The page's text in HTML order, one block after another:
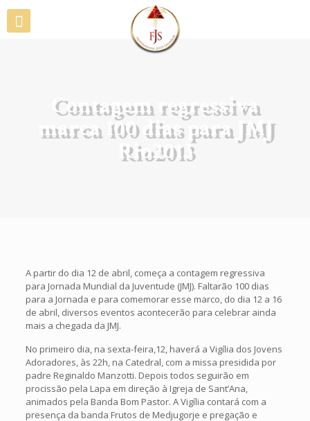
Contagem regressiva
marca 100 dias para JMJ
Rio2013
A partir do dia 12 de abril, começa a contagem regressiva
para Jornada Mundial da Juventude (JMJ). Faltarão 100 dias
para a Jornada e para comemorar esse marco, do dia 12 a 16
de abril, diversos eventos acontecerão para celebrar ainda
mais a chegada da JMJ.
No primeiro dia, na sexta-feira,12, haverá a Vigília dos Jovens
Adoradores, às 22h, na Catedral, com a missa presidida por
padre Reginaldo Manzotti. Depois todos seguirão em
procissão pela Lapa em direção à Igreja de Sant’Ana,
animados pela Banda Bom Pastor. A Vigília contará com a
presença da banda Frutos de Medjugorje e pregação e